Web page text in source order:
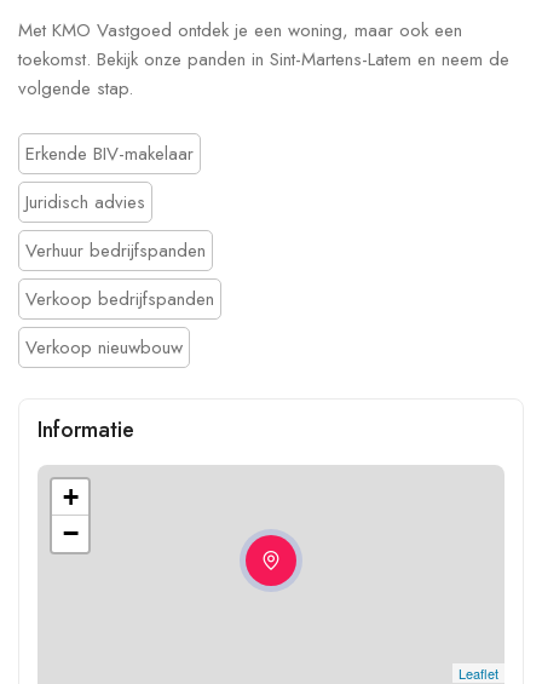
Met KMO Vastgoed ontdek je een woning, maar ook een
toekomst. Bekijk onze panden in Sint-Martens-Latem en neem de
volgende stap.
Erkende BIV-makelaar
Juridisch advies
Verhuur bedrijfspanden
Verkoop bedrijfspanden
Verkoop nieuwbouw
Informatie
+
−
Leaflet